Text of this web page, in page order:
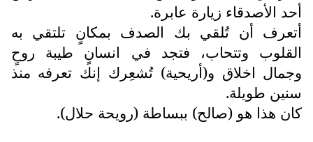
أحد الأصدقاء زيارة عابرة.
أتعرف أن تُلقي بك الصدف بمكانٍ تلتقي به
القلوب وتتحاب، فتجد في انسانٍ طيبة روحٍ
وجمال اخلاق و(أريحية) تُشعِرك إنك تعرفه منذ
سنين طويلة.
كان هذا هو (صالح) ببساطة (رويحة حلال).